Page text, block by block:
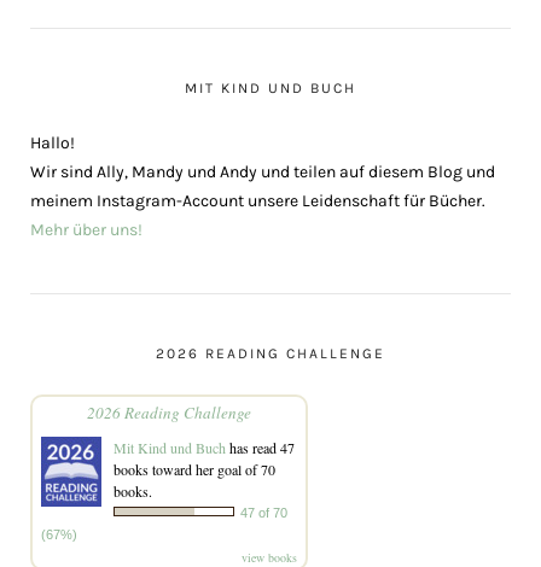
MIT KIND UND BUCH
Hallo!
Wir sind Ally, Mandy und Andy und teilen auf diesem Blog und
meinem Instagram-Account unsere Leidenschaft für Bücher.
Mehr über uns!
2026 READING CHALLENGE
2026 Reading Challenge
Mit Kind und Buch has read 47
books toward her goal of 70
books.
47 of 70
(67%)
view books